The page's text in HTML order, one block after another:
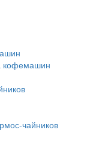
кофемашин
чайников